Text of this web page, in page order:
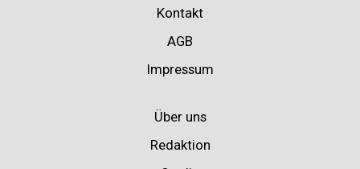
Kontakt
AGB
Impressum
Über uns
Redaktion